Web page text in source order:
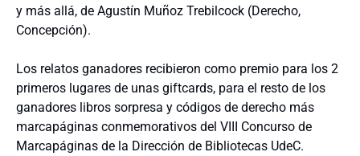
y más allá, de Agustín Muñoz Trebilcock (Derecho,
Concepción).
Los relatos ganadores recibieron como premio para los 2
primeros lugares de unas giftcards, para el resto de los
ganadores libros sorpresa y códigos de derecho más
marcapáginas conmemorativos del VIII Concurso de
Marcapáginas de la Dirección de Bibliotecas UdeC.